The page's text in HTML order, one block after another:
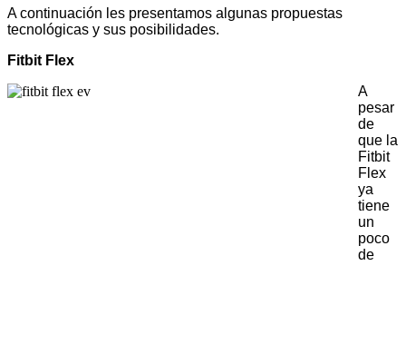
A continuación les presentamos algunas propuestas
tecnológicas y sus posibilidades.
Fitbit Flex
A
pesar
de
que la
Fitbit
Flex
ya
tiene
un
poco
de